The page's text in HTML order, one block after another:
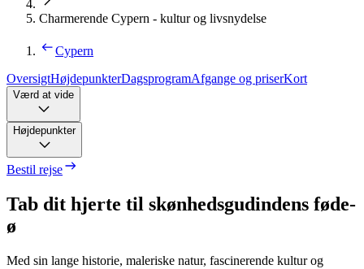
Charmerende Cypern - kultur og livsnydelse
Cypern
OversigtHøjdepunkterDagsprogramAfgange og priserKort
Værd at vide
Højdepunkter
Bestil rejse
Tab dit hjerte til skønhedsgudindens føde-
ø
Med sin lange historie, maleriske natur, fascinerende kultur og